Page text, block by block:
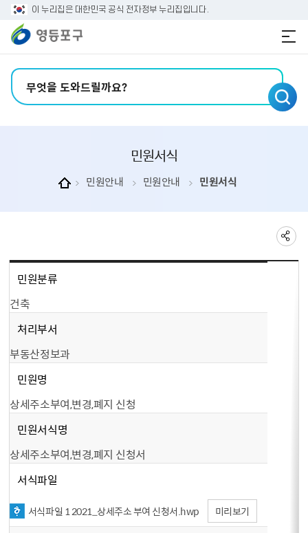
본문 바로가기
주메뉴 바로가기
이 누리집은 대한민국 공식 전자정부 누리집입니다.
민원서식
민원안내 민원안내 민원서식
민원분류
건축
처리부서
부동산정보과
민원명
상세주소부여,변경,폐지 신청
민원서식명
상세주소부여,변경,폐지 신청서
서식파일
서식파일 1 2021_상세주소 부여 신청서.hwp 미리보기